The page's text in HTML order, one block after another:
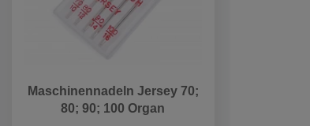
Maschinennadeln Jersey 70;
80; 90; 100 Organ